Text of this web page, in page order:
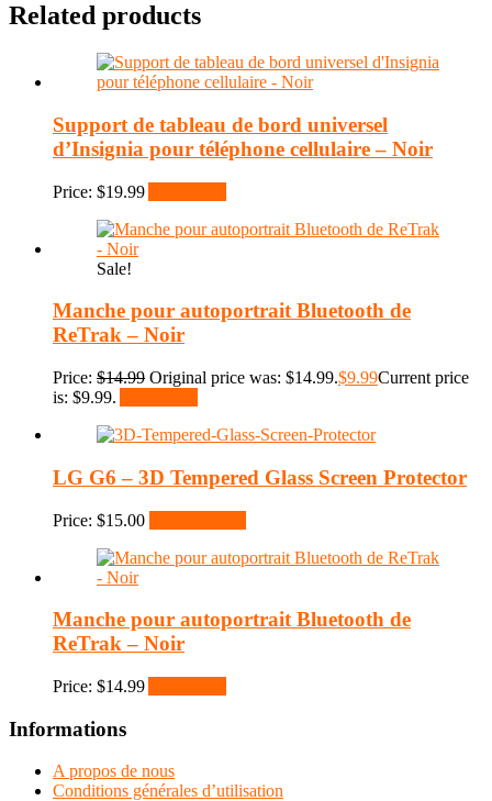
Related products
Support de tableau de bord universel
d’Insignia pour téléphone cellulaire – Noir
Price: $19.99
Sale!
Manche pour autoportrait Bluetooth de
ReTrak – Noir
Price: $14.99 Original price was: $14.99.$9.99Current price
is: $9.99.
LG G6 – 3D Tempered Glass Screen Protector
Price: $15.00
Manche pour autoportrait Bluetooth de
ReTrak – Noir
Price: $14.99
Informations
A propos de nous
Conditions générales d’utilisation